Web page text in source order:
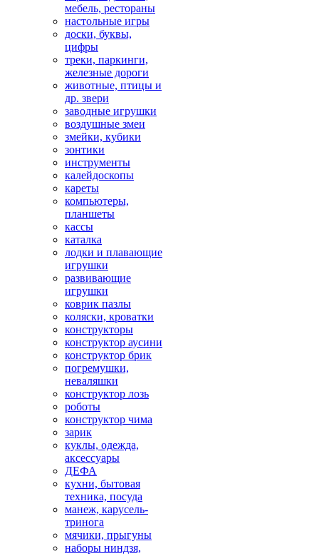
мебель, рестораны
настольные игры
доски, буквы,
цифры
треки, паркинги,
железные дороги
животные, птицы и
др. звери
заводные игрушки
воздушные змеи
змейки, кубики
зонтики
инструменты
калейдоскопы
кареты
компьютеры,
планшеты
кассы
каталка
лодки и плавающие
игрушки
развивающие
игрушки
коврик пазлы
коляски, кроватки
конструкторы
конструктор аусини
конструктор брик
погремушки,
неваляшки
конструктор лозь
роботы
конструктор чима
зарик
куклы, одежда,
аксессуары
ДЕФА
кухни, бытовая
техника, посуда
манеж, карусель-
тринога
мячики, прыгуны
наборы ниндзя,